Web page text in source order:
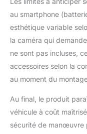
au smartphone
esthétique variable
la caméra qui
ne sont pas incluses,
accessoires selon la
au moment du
Au final, le produit
véhicule à coût
sécurité de manœuvre